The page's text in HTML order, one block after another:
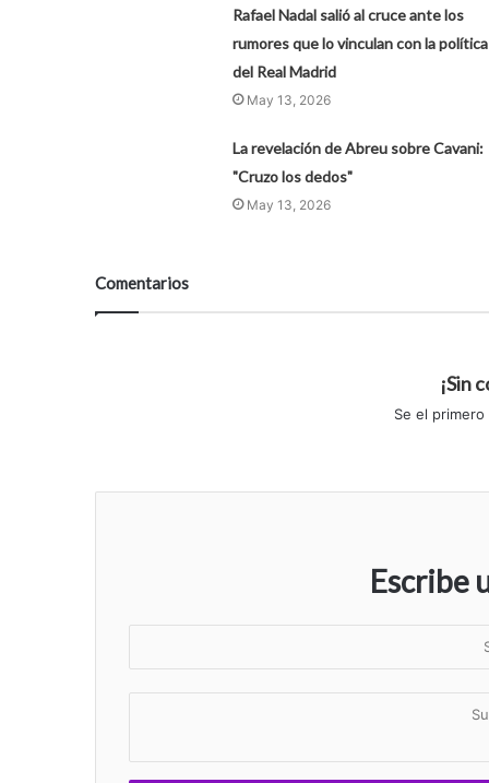
Rafael Nadal salió al cruce ante los
rumores que lo vinculan con la política
del Real Madrid
May 13, 2026
La revelación de Abreu sobre Cavani:
"Cruzo los dedos"
May 13, 2026
Comentarios
¡Sin
Se el
Escribe